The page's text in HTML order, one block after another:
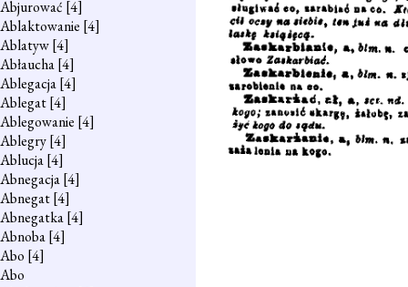
Abjurować [4]
Ablaktowanie [4]
Ablatyw[4]
Abłaucha[4]
Ablegacja[4]
Ablegat[4]
Ablegowanie [4]
Ablegry[4]
Ablucja[4]
Abnegacja[4]
Abnegat[4]
Abnegatka[4]
Abnoba[4]
Abo [4]
Abo